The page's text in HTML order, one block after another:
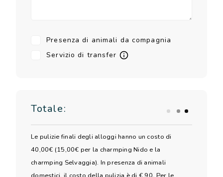
Presenza di animali da compagnia
Servizio di transfer
Totale:
Le pulizie finali degli alloggi hanno un costo di
40,00€ (15,00€ per la charmping Nido e la
charmping Selvaggia). In presenza di animali